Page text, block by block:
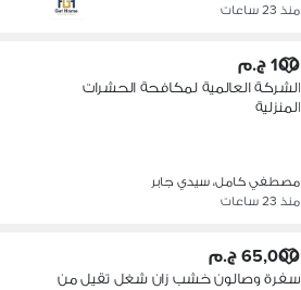
منذ 23 ساعات
100 ج.م
الشركة العالمية لمكافحة الحشرات
المنزلية
مصطفي كامل، سيدي جابر
منذ 23 ساعات
65,000 ج.م
سفرة وصالون خشب زان شغل تقيل من